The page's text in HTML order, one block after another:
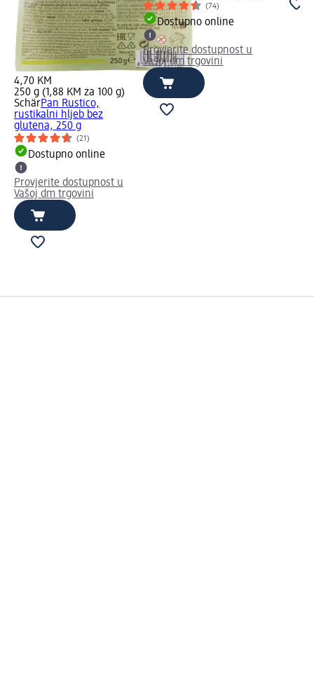
4,70 KM
250 g (1,88 KM za 100 g)
SchärPan Rustico,
rustikalni hljeb bez
glutena, 250 g
(21)
Dostupno online
Provjerite dostupnost u
Vašoj dm trgovini
(74)
Dostupno online
Provjerite dostupnost u
Vašoj dm trgovini